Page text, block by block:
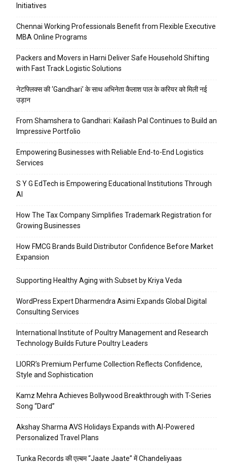
Initiatives
Chennai Working Professionals Benefit from Flexible Executive
MBA Online Programs
Packers and Movers in Harni Deliver Safe Household Shifting
with Fast Track Logistic Solutions
नेटफ्लिक्स की ‘Gandhari’ के साथ अभिनेता कैलाश पाल के करियर को मिली नई
उड़ान
From Shamshera to Gandhari: Kailash Pal Continues to Build an
Impressive Portfolio
Empowering Businesses with Reliable End-to-End Logistics
Services
S Y G EdTech is Empowering Educational Institutions Through
AI
How The Tax Company Simplifies Trademark Registration for
Growing Businesses
How FMCG Brands Build Distributor Confidence Before Market
Expansion
Supporting Healthy Aging with Subset by Kriya Veda
WordPress Expert Dharmendra Asimi Expands Global Digital
Consulting Services
International Institute of Poultry Management and Research
Technology Builds Future Poultry Leaders
LIORR’s Premium Perfume Collection Reflects Confidence,
Style and Sophistication
Kamz Mehra Achieves Bollywood Breakthrough with T-Series
Song “Dard”
Akshay Sharma AVS Holidays Expands with AI-Powered
Personalized Travel Plans
Tunka Records की एल्बम “Jaate Jaate” में Chandeliyaas